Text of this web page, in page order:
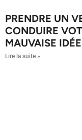
PRENDRE UN
CONDUIRE
MAUVAISE
Lire la suite »